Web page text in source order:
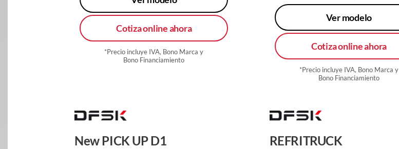
Cotiza online ahora
*Precio incluye IVA, Bono Marca y
Bono Financiamiento
Ver modelo
Cotiza online ahora
*Precio incluye IVA, Bono Marca y
Bono Financiamiento
New PICK UP D1 REFRITRUCK